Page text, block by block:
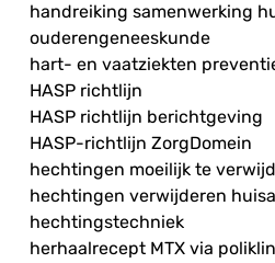
handreiking samenwerking
ouderengeneeskunde
hart- en vaatziekten
HASP richtlijn
HASP richtlijn berichtgeving
HASP-richtlijn ZorgDomein
hechtingen moeilijk te
hechtingen verwijderen
hechtingstechniek
herhaalrecept MTX via